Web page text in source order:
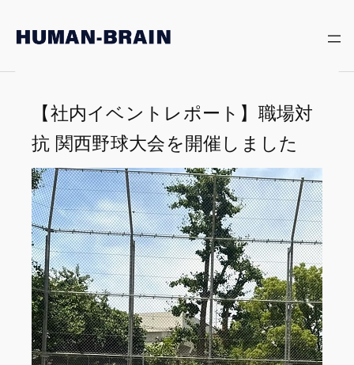
【社内イベントレポート】職場対
抗 関西野球大会を開催しました